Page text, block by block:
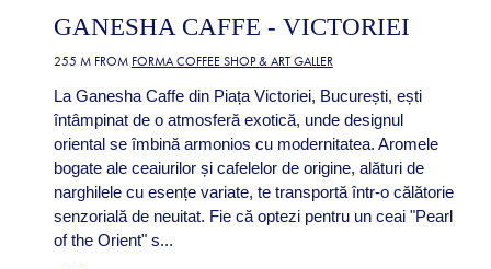
GANESHA CAFFE - VICTORIEI
255 M FROM FORMA COFFEE SHOP & ART GALLER
La Ganesha Caffe din Piața Victoriei, București, ești
întâmpinat de o atmosferă exotică, unde designul
oriental se îmbină armonios cu modernitatea. Aromele
bogate ale ceaiurilor și cafelelor de origine, alături de
narghilele cu esențe variate, te transportă într-o călătorie
senzorială de neuitat. Fie că optezi pentru un ceai "Pearl
of the Orient" s...